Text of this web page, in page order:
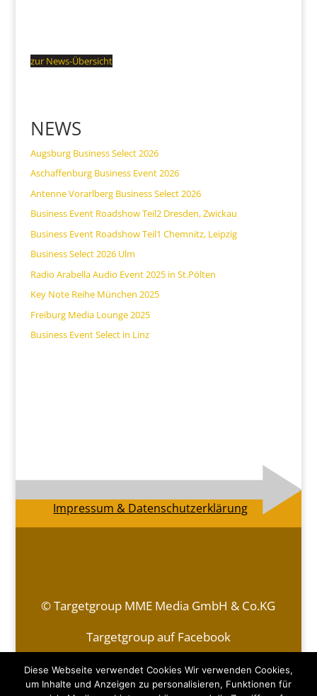
zur News-Übersicht
NEWS
Augsburg Business Select 2026
Aschaffenburg Business Event 2026
Antenne Vorarlberg Business Select 2026
Business Event Roadshow Teil2 Dresden, Zwickau
Business Event Roadshow Teil1 Chemnitz, Leipzig
Business Select 2026 Ulm
Radio Arabella Audio Event 2025 in St.Pölten
Key Note Reihe München 2025
Freiburg Media Lounge 2025
Business Event Select in Linz
Impressum & Datenschutzerklärung
© Targetgroup MME Media GmbH & Co.KG
Targetgroup auf Facebook
Kontakt|Impressum & Datenschutzerklärung
Diese Webseite verwendet Cookies Wir verwenden Cookies,
um Inhalte und Anzeigen zu personalisieren, Funktionen für